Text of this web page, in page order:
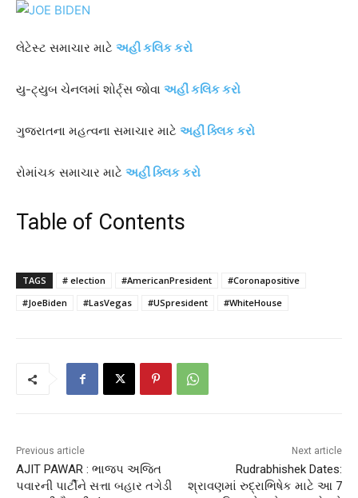
લેટેસ્ટ સમાચાર માટે અહી કલિક કરો
યુ-ટ્યુબ ચેનલમાં શોર્ટ્સ જોવા અહીં કલિક કરો
ગુજરાતના મહત્વના સમાચાર માટે અહીં ક્લિક કરો
રોમાંચક સમાચાર માટે અહીં ક્લિક કરો
Table of Contents
TAGS # election #AmericanPresident
#Coronapositive
#JoeBiden
#LasVegas #USpresident #WhiteHouse
Previous article
AJIT PAWAR : ભાજપ અજિત
પવારની પાર્ટીને સત્તા બહાર તગેડી
Next article
Rudrabhishek Dates:
શ્રાવણમાં રુદ્રાભિષેક માટે આ 7